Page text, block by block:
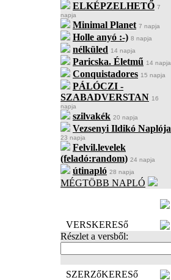
ELKÉPZELHETŐ 7
napja
Minimal Planet 7 napja
Holle anyó :-) 8 napja
nélküled 14 napja
Paricska. Életmű 14 napja
Conquistadores 15 napja
PÁLÓCZI -
SZABADVERSTAN 16
napja
szilvakék 20 napja
Vezsenyi Ildikó Naplója
23 napja
Felvil.levelek
(feladó:random) 24 napja
útinapló 28 napja
MÉGTÖBB NAPLÓ
VERSKERESő
Részlet a versből:
SZERZőKERESő